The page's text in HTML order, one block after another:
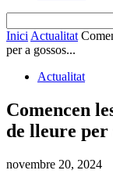
Inici Actualitat
per a gossos...
Actualitat
Comencen
de lleure per
novembre 20, 2024